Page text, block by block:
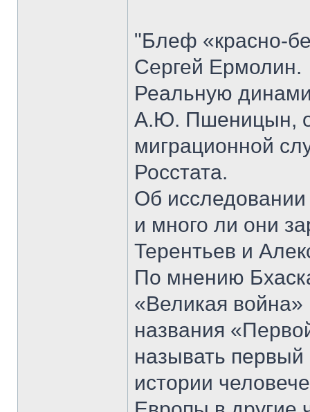
"Блеф «красно-
Сергей Ермолин.
Реальную
А.Ю. Пшеницын,
миграционной
Росстата.
Об
и много ли они
Терентьев и
По мнению
«Великая война»
названия
называть
истории